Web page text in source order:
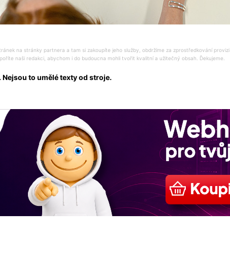
na stránky partnera a tam si zakoupíte jeho služby, obdržíme za zprostředkování provizi
naši redakci, abychom i do budoucna mohli tvořit kvalitní a užitečný obsah. Ďekujeme.
to umělé texty od stroje.